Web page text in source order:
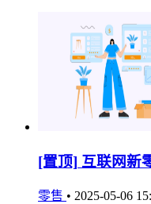
[置顶] 互联网新
零售 • 2025-05-06